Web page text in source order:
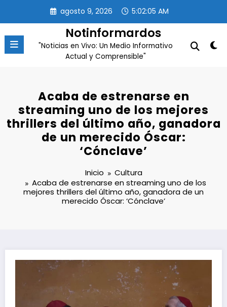
contenido
agosto 9, 2026 5:02:05 AM
Notinformardos
"Noticias en Vivo: Un Medio Informativo
Actual y Comprensible"
Acaba de estrenarse en
streaming uno de los mejores
thrillers del último año, ganadora
de un merecido Óscar:
‘Cónclave’
Inicio
Cultura
Acaba de estrenarse en streaming uno de los
mejores thrillers del último año, ganadora de un
merecido Óscar: ‘Cónclave’